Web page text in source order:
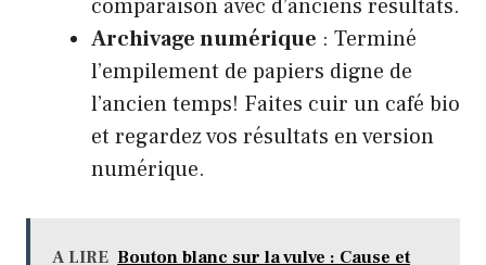
comparaison avec d’anciens résultats.
Archivage numérique : Terminé
l’empilement de papiers digne de
l’ancien temps! Faites cuir un café bio
et regardez vos résultats en version
numérique.
A LIRE Bouton blanc sur la vulve : Cause et